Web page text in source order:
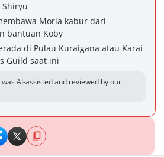
Moria kabur dari
bantuan Koby
di Pulau Kuraigana atau Karai
Guild saat ini
AI-assisted and reviewed by our